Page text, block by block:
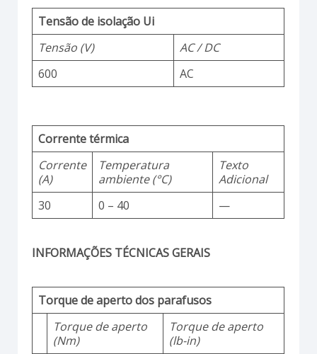
Tensão de isolação Ui
Tensão (V)
AC / DC
600
AC
Corrente térmica
Corrente
(A)
Temperatura
ambiente (°C)
Texto
Adicional
30
0 – 40 —
INFORMAÇÕES TÉCNICAS GERAIS
Torque de aperto dos parafusos
Torque de aperto
(Nm)
Torque de aperto
(lb-in)